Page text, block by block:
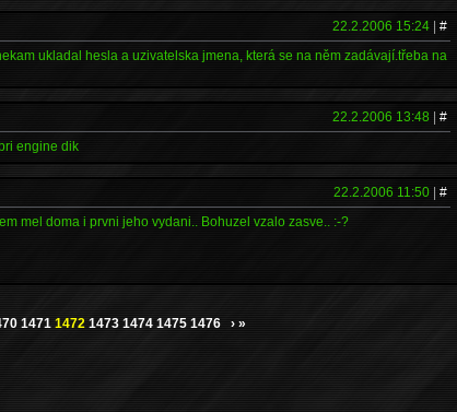
22.2.2006 15:24 |#
ukladal hesla a uzivatelska jmena, která se na něm zadávají.třeba na
22.2.2006 13:48 |#
engine dik
22.2.2006 11:50 |#
mel doma i prvni jeho vydani.. Bohuzel vzalo zasve.. :-?
1471 1472 1473 1474 1475 1476 › »